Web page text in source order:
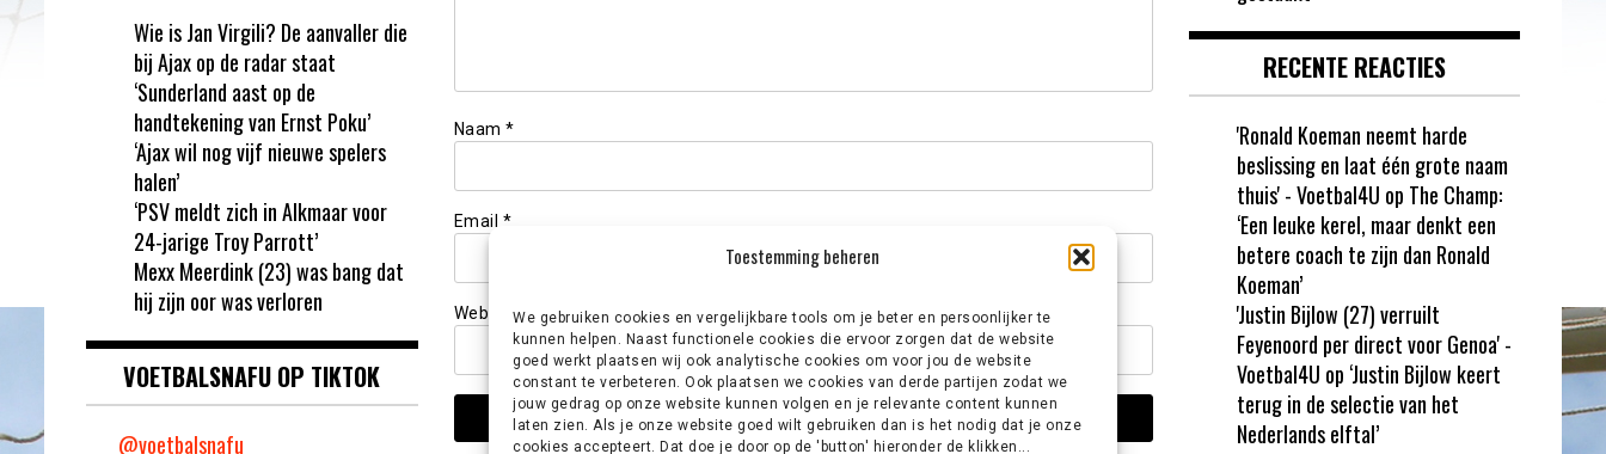
Toestemming beheren
We gebruiken cookies en vergelijkbare tools om je beter en persoonlijker te
kunnen helpen. Naast functionele cookies die ervoor zorgen dat de website
goed werkt plaatsen wij ook analytische cookies om voor jou de website
constant te verbeteren. Ook plaatsen we cookies van derde partijen zodat we
jouw gedrag op onze website kunnen volgen en je relevante content kunnen
laten zien. Als je onze website goed wilt gebruiken dan is het nodig dat je onze
cookies accepteert. Dat doe je door op de 'button' hieronder de klikken...
Naam *
Email *
Website
Wie is Jan Virgili? De aanvaller die
bij Ajax op de radar staat
‘Sunderland aast op de
handtekening van Ernst Poku’
‘Ajax wil nog vijf nieuwe spelers
halen’
‘PSV meldt zich in Alkmaar voor
24-jarige Troy Parrott’
Mexx Meerdink (23) was bang dat
hij zijn oor was verloren
VOETBALSNAFU OP TIKTOK
@voetbalsnafu
RECENTE REACTIES
'Ronald Koeman neemt harde
beslissing en laat één grote naam
thuis' - Voetbal4U op The Champ:
‘Een leuke kerel, maar denkt een
betere coach te zijn dan Ronald
Koeman’
'Justin Bijlow (27) verruilt
Feyenoord per direct voor Genoa' -
Voetbal4U op ‘Justin Bijlow keert
terug in de selectie van het
Nederlands elftal’